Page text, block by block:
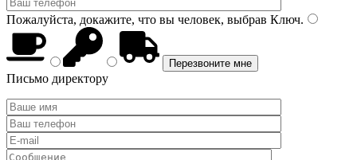
Пожалуйста, докажите, что вы человек, выбрав Ключ.
Письмо директору